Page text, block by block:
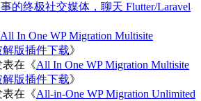
的终极社交媒体，聊天 Flutter/Laravel
All In One WP Migration Multisite
解版插件下载》
表在《All In One WP Migration Multisite
解版插件下载》
表在《All-in-One WP Migration Unlimited